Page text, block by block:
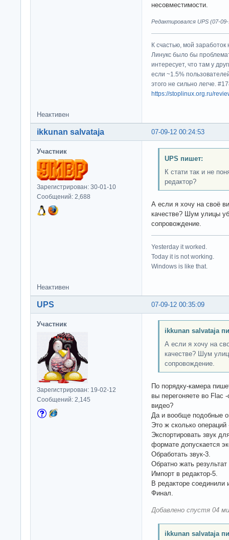
несовместимости.
Редактировался UPS (07-
К счастью, мой
Линукс было бы
интересует, что там у
если ~1.5%
этого не сильно легче.
https://stoplinux.org.ru/
Неактивен
07-09-12 00:24:53
ikkunan salvataja
Участник
Зарегистрирован: 30-01-10
Сообщений: 2,688
UPS пишет:
К стати так и не
редактор?
А если я хочу на своё
качестве? Шум улицы
сопровождение.
Yesterday it worked.
Today it is not working.
Windows is like that.
Неактивен
07-09-12 00:35:09
UPS
Участник
Зарегистрирован: 19-02-12
Сообщений: 2,145
ikkunan salvataja
А если я хочу на
качестве? Шум
сопровождение.
По порядку-камера
вы перегоняете во Flac
видео?
Да и вообще подобные
Это ж сколько операций
Экспортировать звук
формате допускается
Обработать звук-3.
Обратно жать
Импорт в редактор-5.
В редакторе соединили
Финал.
Добавлено спустя 04
ikkunan salvataja